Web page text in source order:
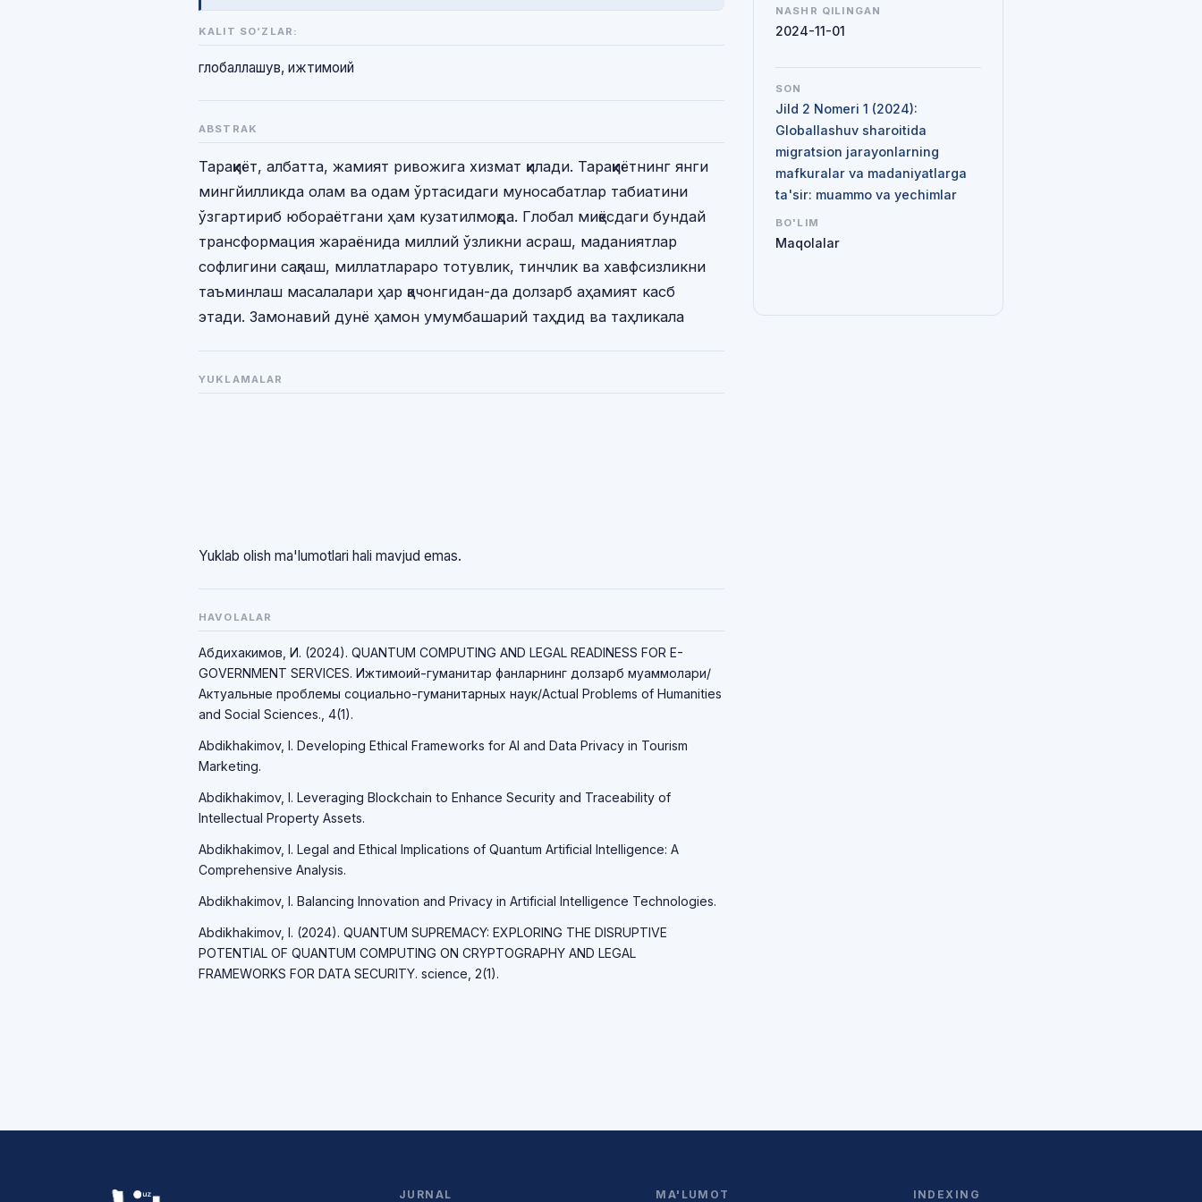
KALIT SO‘ZLAR:
глобаллашув, ижтимоий
ABSTRAK
Тараққиёт, албатта, жамият ривожига хизмат қилади. Тараққиётнинг янги
мингйилликда олам ва одам ўртасидаги муносабатлар табиатини
ўзгартириб юбораётгани ҳам кузатилмоқда. Глобал миқёсдаги бундай
трансформация жараёнида миллий ўзликни асраш, маданиятлар
софлигини сақлаш, миллатлараро тотувлик, тинчлик ва хавфсизликни
таъминлаш масалалари ҳар қачонгидан-да долзарб аҳамият касб
этади. Замонавий дунё ҳамон умумбашарий таҳдид ва таҳликала
YUKLAMALAR
Yuklab olish ma'lumotlari hali mavjud emas.
HAVOLALAR
Абдихакимов, И. (2024). QUANTUM COMPUTING AND LEGAL READINESS FOR E-
GOVERNMENT SERVICES. Ижтимоий-гуманитар фанларнинг долзарб муаммолари/
Актуальные проблемы социально-гуманитарных наук/Actual Problems of Humanities
and Social Sciences., 4(1).
Abdikhakimov, I. Developing Ethical Frameworks for AI and Data Privacy in Tourism
Marketing.
Abdikhakimov, I. Leveraging Blockchain to Enhance Security and Traceability of
Intellectual Property Assets.
Abdikhakimov, I. Legal and Ethical Implications of Quantum Artificial Intelligence: A
Comprehensive Analysis.
Abdikhakimov, I. Balancing Innovation and Privacy in Artificial Intelligence Technologies.
Abdikhakimov, I. (2024). QUANTUM SUPREMACY: EXPLORING THE DISRUPTIVE
POTENTIAL OF QUANTUM COMPUTING ON CRYPTOGRAPHY AND LEGAL
FRAMEWORKS FOR DATA SECURITY. science, 2(1).
NASHR QILINGAN
2024-11-01
SON
Jild 2 Nomeri 1 (2024):
Globallashuv sharoitida
migratsion jarayonlarning
mafkuralar va madaniyatlarga
ta'sir: muammo va yechimlar
BO'LIM
Maqolalar
JURNAL MA'LUMOT INDEXING